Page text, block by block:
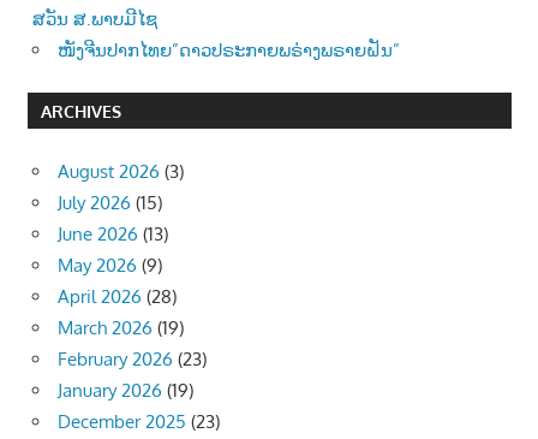
ສວັນ ສ.ພາບມີໄຊ
ໜັງຈີນປາກໄທຍ”ດາວປຣະກາຍພຣ່າງພຣາຍຝັນ”
ARCHIVES
August 2026 (3)
July 2026 (15)
June 2026 (13)
May 2026 (9)
April 2026 (28)
March 2026 (19)
February 2026 (23)
January 2026 (19)
December 2025 (23)